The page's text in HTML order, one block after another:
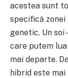
acestea sunt
specifică
genetic. Un soi
care putem
mai departe.
hibrid este